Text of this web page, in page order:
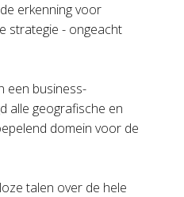
erkenning voor
strategie - ongeacht
een business-
alle geografische en
domein voor de
talen over de hele